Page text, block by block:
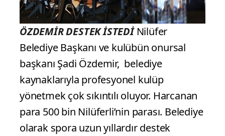
ÖZDEMİR DESTEK İSTEDİNilüfer
Belediye Başkanı ve kulübün onursal
başkanı Şadi Özdemir, belediye
kaynaklarıyla profesyonel kulüp
yönetmek çok sıkıntılı oluyor. Harcanan
para 500 bin Nilüferli’nin parası. Belediye
olarak spora uzun yıllardır destek